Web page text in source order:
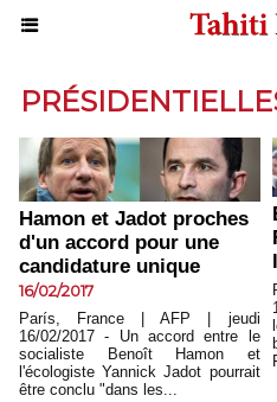
Hamon et Jadot proches
d'un accord pour une
candidature unique
16/02/2017
París, France | AFP | jeudi
16/02/2017 - Un accord entre le
socialiste Benoît Hamon et
l'écologiste Yannick Jadot pourrait
être conclu "dans les...